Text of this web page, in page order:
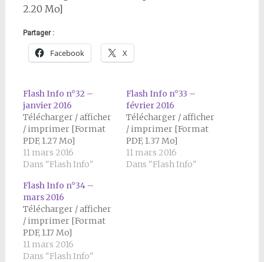
2.20 Mo]
Partager :
Facebook X
Flash Info n°32 –
janvier 2016
Télécharger / afficher
/ imprimer [Format
PDF, 1.27 Mo]
11 mars 2016
Dans "Flash Info"
Flash Info n°33 –
février 2016
Télécharger / afficher
/ imprimer [Format
PDF, 1.37 Mo]
11 mars 2016
Dans "Flash Info"
Flash Info n°34 –
mars 2016
Télécharger / afficher
/ imprimer [Format
PDF, 1.17 Mo]
11 mars 2016
Dans "Flash Info"